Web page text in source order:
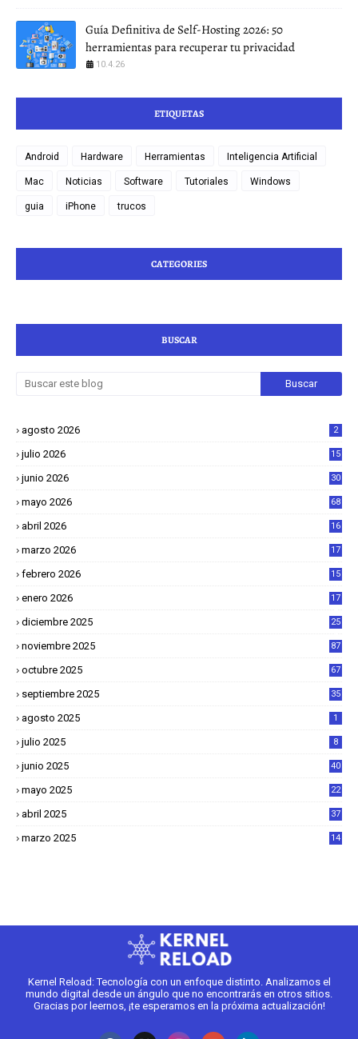
Guía Definitiva de Self-Hosting 2026: 50
herramientas para recuperar tu privacidad
10.4.26
ETIQUETAS
Android Hardware Herramientas Inteligencia Artificial
Mac Noticias Software Tutoriales Windows
guia iPhone trucos
CATEGORIES
BUSCAR
agosto 2026 2
julio 2026 15
junio 2026 30
mayo 2026 68
abril 2026
16
marzo 2026
17
febrero 2026
15
enero 2026
17
diciembre 2025
25
noviembre 2025 87
octubre 2025 67
septiembre 2025 35
agosto 2025 1
julio 2025 8
junio 2025 40
mayo 2025
22
abril 2025
37
marzo 2025
14
Kernel Reload: Tecnología con un enfoque distinto. Analizamos el
mundo digital desde un ángulo que no encontrarás en otros sitios.
Gracias por leernos, ¡te esperamos en la próxima actualización!